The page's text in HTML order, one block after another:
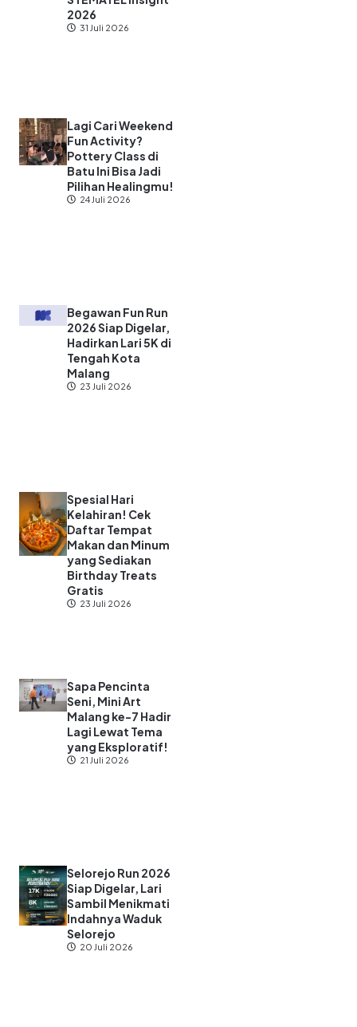
2026
31 Juli 2026
Lagi Cari Weekend
Fun Activity?
Pottery Class di
Batu Ini Bisa Jadi
Pilihan Healingmu!
24 Juli 2026
Begawan Fun Run
2026 Siap Digelar,
Hadirkan Lari 5K di
Tengah Kota
Malang
23 Juli 2026
Spesial Hari
Kelahiran! Cek
Daftar Tempat
Makan dan Minum
yang Sediakan
Birthday Treats
Gratis
23 Juli 2026
Sapa Pencinta
Seni, Mini Art
Malang ke-7 Hadir
Lagi Lewat Tema
yang Eksploratif!
21 Juli 2026
Selorejo Run 2026
Siap Digelar, Lari
Sambil Menikmati
Indahnya Waduk
Selorejo
20 Juli 2026